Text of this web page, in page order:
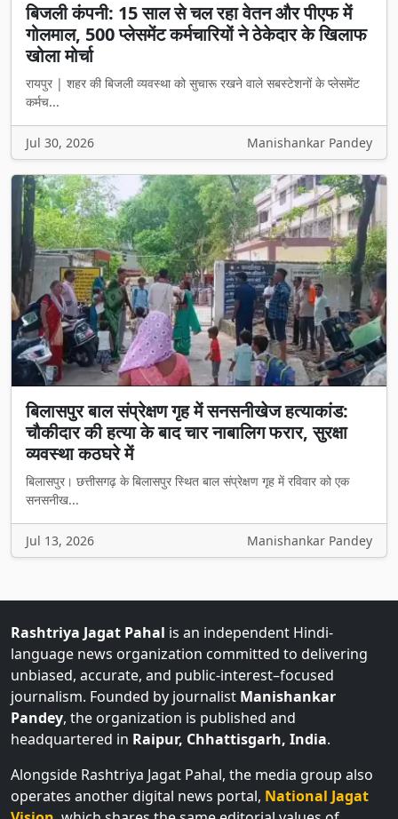
बिजली कंपनी: 15 साल से चल रहा वेतन और पीएफ में
गोलमाल, 500 प्लेसमेंट कर्मचारियों ने ठेकेदार के खिलाफ
खोला मोर्चा
रायपुर | शहर की बिजली व्यवस्था को सुचारू रखने वाले सबस्टेशनों के प्लेसमेंट
कर्मच...
Jul 30, 2026 Manishankar Pandey
बिलासपुर बाल संप्रेक्षण गृह में सनसनीखेज हत्याकांड:
चौकीदार की हत्या के बाद चार नाबालिग फरार, सुरक्षा
व्यवस्था कठघरे में
बिलासपुर। छत्तीसगढ़ के बिलासपुर स्थित बाल संप्रेक्षण गृह में रविवार को एक
सनसनीख...
Jul 13, 2026 Manishankar Pandey
Rashtriya Jagat Pahal is an independent Hindi-
language news organization committed to delivering
unbiased, accurate, and public-interest–focused
journalism. Founded by journalist Manishankar
Pandey, the organization is published and
headquartered in Raipur, Chhattisgarh, India.
Alongside Rashtriya Jagat Pahal, the media group also
operates another digital news portal, National Jagat